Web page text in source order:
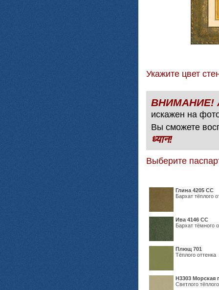
Укажите цвет
искажен на
Вы сможете
ध्यान!
Выберите
Глина 4205 СС
Бархат тёплого
Ива 4146 СС
Бархат тёмного
Плющ 701
Тёплого оттенка
H3303 Морская
Светлого